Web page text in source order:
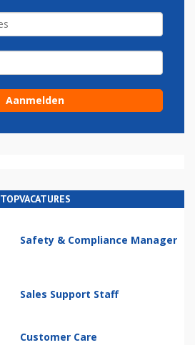
TOPVACATURES
Safety & Compliance Manager
Sales Support Staff
Customer Care